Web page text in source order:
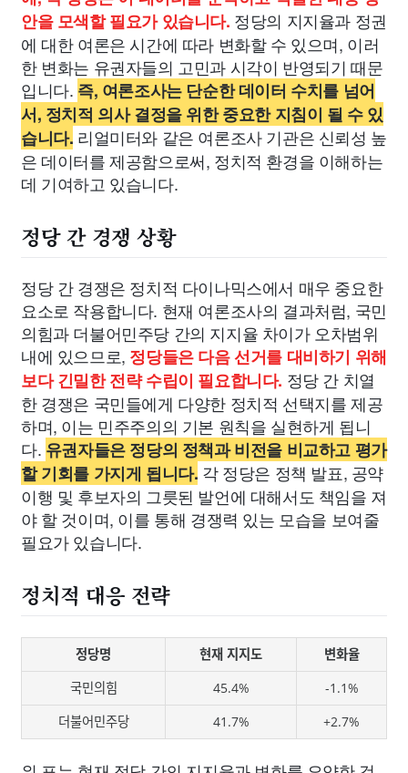
안을 모색할 필요가 있습니다. 정당의 지지율과 정권
에 대한 여론은 시간에 따라 변화할 수 있으며, 이러
한 변화는 유권자들의 고민과 시각이 반영되기 때문
입니다. 즉, 여론조사는 단순한 데이터 수치를 넘어
서, 정치적 의사 결정을 위한 중요한 지침이 될 수 있
습니다. 리얼미터와 같은 여론조사 기관은 신뢰성 높
은 데이터를 제공함으로써, 정치적 환경을 이해하는
데 기여하고 있습니다.
정당 간 경쟁 상황
정당 간 경쟁은 정치적 다이나믹스에서 매우 중요한
요소로 작용합니다. 현재 여론조사의 결과처럼, 국민
의힘과 더불어민주당 간의 지지율 차이가 오차범위
내에 있으므로, 정당들은 다음 선거를 대비하기 위해
보다 긴밀한 전략 수립이 필요합니다. 정당 간 치열
한 경쟁은 국민들에게 다양한 정치적 선택지를 제공
하며, 이는 민주주의의 기본 원칙을 실현하게 됩니
다. 유권자들은 정당의 정책과 비전을 비교하고 평가
할 기회를 가지게 됩니다. 각 정당은 정책 발표, 공약
이행 및 후보자의 그릇된 발언에 대해서도 책임을 져
야 할 것이며, 이를 통해 경쟁력 있는 모습을 보여줄
필요가 있습니다.
정치적 대응 전략
정당명 현재 지지도
변화율
국민의힘
45.4%
-1.1%
더불어민주당
41.7% +2.7%